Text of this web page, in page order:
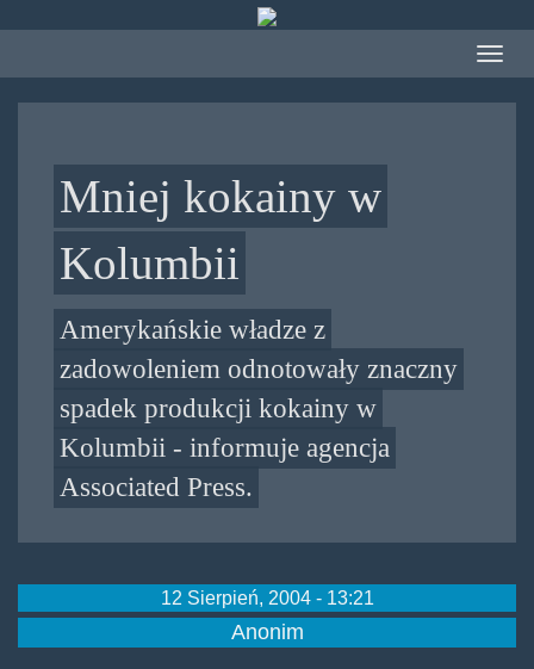
treści
Toggle
Mniej kokainy w
Kolumbii
Amerykańskie władze z
zadowoleniem odnotowały znaczny
spadek produkcji kokainy w
Kolumbii - informuje agencja
Associated Press.
12 Sierpień, 2004 - 13:21
Anonim